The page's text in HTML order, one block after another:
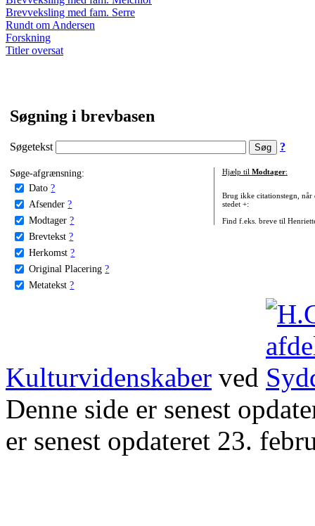
Brevveksling med fam. Serre
Rundt om Andersen
Forskning
Titler oversat
Søgning i brevbasen
Søgetekst ?
Søge-afgrænsning:
Dato ?
Afsender ?
Modtager ?
Brevtekst ?
Herkomst ?
Original Placering ?
Metatekst ?
Hjælp til Modtager:
Brug ikke citationstegn, når
stedet +:
Find f.eks. breve til
Kulturvidenskaber ved
Denne side er senest
er senest opdateret 23.